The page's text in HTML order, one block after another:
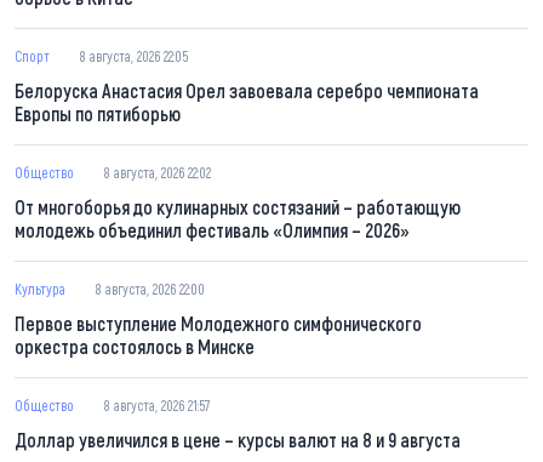
Спорт 8 августа, 2026 22:05
Белоруска Анастасия Орел завоевала серебро чемпионата
Европы по пятиборью
Общество 8 августа, 2026 22:02
От многоборья до кулинарных состязаний – работающую
молодежь объединил фестиваль «Олимпия – 2026»
Культура 8 августа, 2026 22:00
Первое выступление Молодежного симфонического
оркестра состоялось в Минске
Общество 8 августа, 2026 21:57
Доллар увеличился в цене – курсы валют на 8 и 9 августа